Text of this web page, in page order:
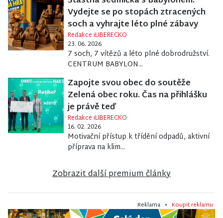
Vydejte se po stopách ztracených
soch a vyhrajte léto plné zábavy
Redakce iLIBERECKO
23. 06. 2026
7 soch, 7 vítězů a léto plné dobrodružství.
CENTRUM BABYLON...
Zapojte svou obec do soutěže
Zelená obec roku. Čas na přihlášku
je právě teď
Redakce iLIBERECKO
16. 02. 2026
Motivační přístup k třídění odpadů, aktivní
příprava na klim...
Zobrazit další premium články
Reklama • Koupit reklamu